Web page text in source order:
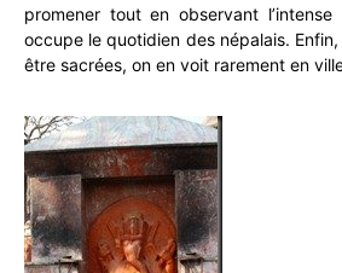
promener tout en observant
occupe le quotidien des népalais.
être sacrées, on en voit rarement en